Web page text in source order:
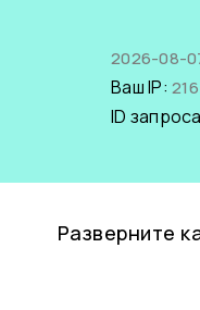
2026-08-
Ваш IP:
ID
Разверните